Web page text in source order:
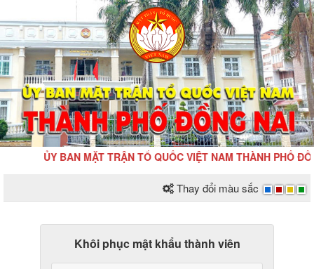
ỦY BAN MẶT TRẬN TỔ QUỐC VIỆT NAM THÀNH PHỐ
Thay đổi màu sắc
Khôi phục mật khẩu thành viên